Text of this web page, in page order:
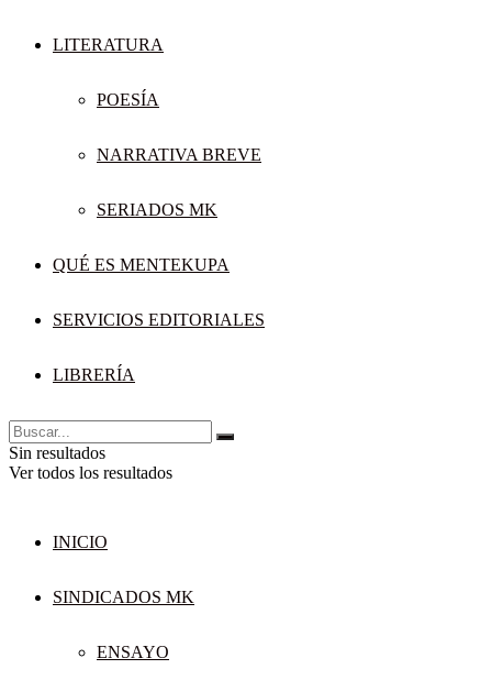
LITERATURA
POESÍA
NARRATIVA BREVE
SERIADOS MK
QUÉ ES MENTEKUPA
SERVICIOS EDITORIALES
LIBRERÍA
Sin resultados
Ver todos los resultados
INICIO
SINDICADOS MK
ENSAYO